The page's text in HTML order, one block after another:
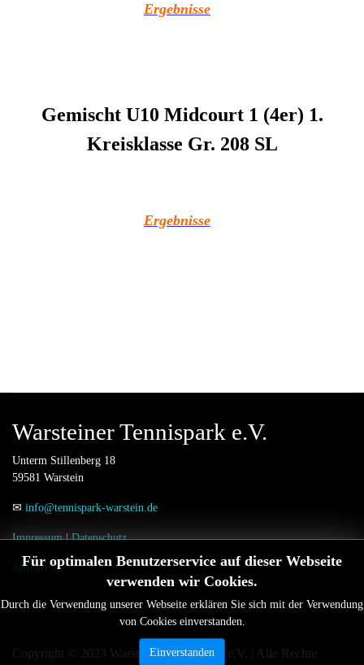
Ergebnisse
Gemischt U10 Midcourt 1 (4er) 1.
Kreisklasse Gr. 208 SL
Ergebnisse
Für optimalen Benutzerservice auf dieser Webseite
verwenden wir Cookies.
Durch die Verwendung unserer Webseite erklären Sie sich mit der Verwendung
von Cookies einverstanden.
Einverstanden
Warsteiner Tennispark e.V.
Unterm Stillenberg 18
59581 Warstein
✉ info@tennispark-warstein.de
Impressum|Datenschutz
Anfahrt
Copyright © 2023 Warsteiner Tennispark e.V. | Alle Rechte